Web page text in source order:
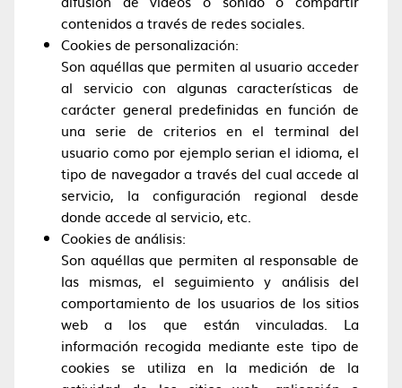
contenidos a través de redes sociales.
Cookies de personalización:
Son aquéllas que permiten al usuario acceder
al servicio con algunas características de
carácter general predefinidas en función de
una serie de criterios en el terminal del
usuario como por ejemplo serian el idioma, el
tipo de navegador a través del cual accede al
servicio, la configuración regional desde
donde accede al servicio, etc.
Cookies de análisis:
Son aquéllas que permiten al responsable de
las mismas, el seguimiento y análisis del
comportamiento de los usuarios de los sitios
web a los que están vinculadas. La
información recogida mediante este tipo de
cookies se utiliza en la medición de la